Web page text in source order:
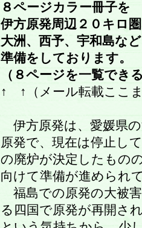
８ページカラー冊子を
伊方原発周辺２０キロ
大洲、西予、宇和島な
準備をしております。
（８ページを一覧でき
↑ ↑（メール転載ここ
伊方原発は、愛媛県
原発で、現在は停止し
の廃炉が決定したもの
向けて準備が進められ
福島での原発の大被
る四国で原発が再開さ